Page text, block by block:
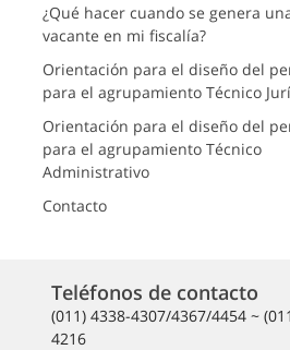
¿Qué hacer cuando se genera
vacante en mi fiscalía?
Orientación para el diseño del
para el agrupamiento Técnico
Orientación para el diseño del
para el agrupamiento Técnico
Administrativo
Contacto
Teléfonos de contacto
(011) 4338-4307/4367/4454 ~
4216